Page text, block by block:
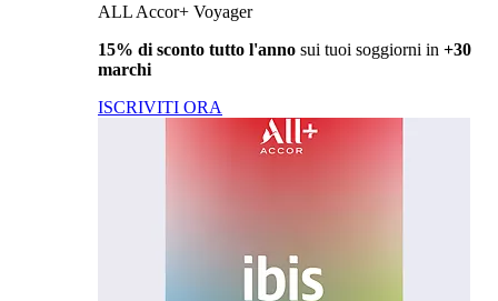
ALL Accor+ Voyager
15% di sconto tutto l'anno sui tuoi soggiorni in +30
marchi
ISCRIVITI ORA